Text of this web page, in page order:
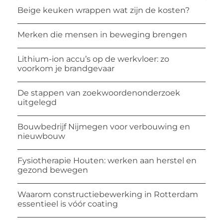
Beige keuken wrappen wat zijn de kosten?
Merken die mensen in beweging brengen
Lithium-ion accu’s op de werkvloer: zo
voorkom je brandgevaar
De stappen van zoekwoordenonderzoek
uitgelegd
Bouwbedrijf Nijmegen voor verbouwing en
nieuwbouw
Fysiotherapie Houten: werken aan herstel en
gezond bewegen
Waarom constructiebewerking in Rotterdam
essentieel is vóór coating